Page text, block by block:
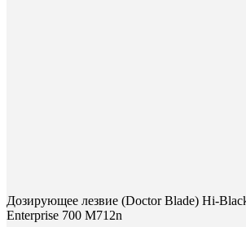
Дозирующее лезвие (Doctor Blade) Hi-
Enterprise 700 M712n